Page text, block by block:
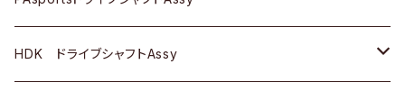
ＢＥＮＺ
スバル
三菱
マツダ
マツダ
日産
ＢＭＷ
ＢＭＷ
トヨタ
HDK ドライブシャフトAssy